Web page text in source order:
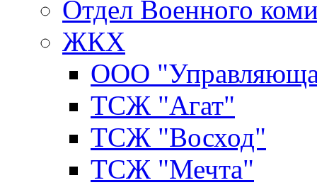
Отдел Военного
ЖКХ
ООО
ТСЖ "Агат"
ТСЖ "Восход"
ТСЖ "Мечта"